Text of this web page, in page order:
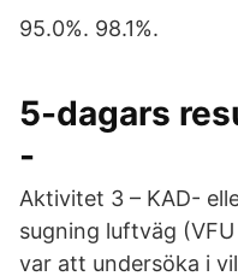
95.0%. 98.1%.
5-dagars
-
Aktivitet 3 – KAD-
sugning luftväg
var att undersöka i